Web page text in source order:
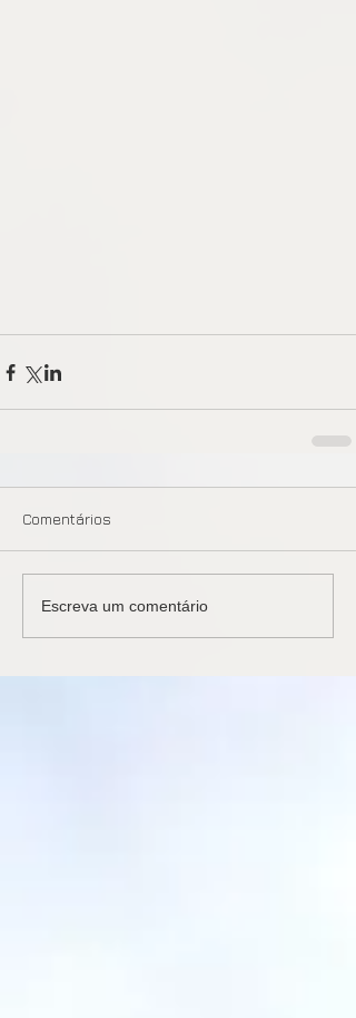
Comentários
Escreva um comentário